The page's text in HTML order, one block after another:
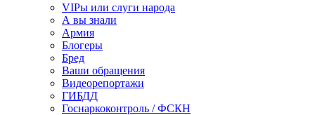
VIPы или слуги народа
А вы знали
Армия
Блогеры
Бред
Ваши обращения
Видеорепортажи
ГИБДД
Госнаркоконтроль / ФСКН